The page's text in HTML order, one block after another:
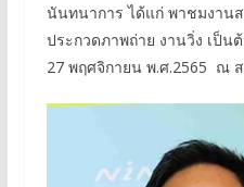
นันทนาการ ได้แก่ พาชมงาน
ประกวดภาพถ่าย งานวิ่ง เป็
27 พฤศจิกายน พ.ศ.2565 ณ